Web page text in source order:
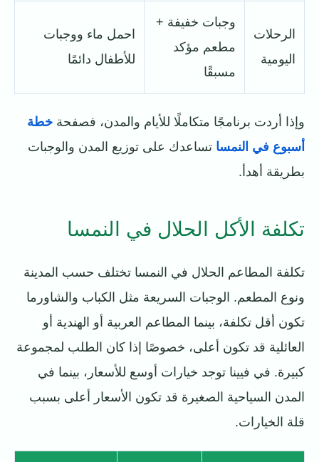
الرحلات
اليومية
وجبات خفيفة +
مطعم مؤكد
مسبقًا
احمل ماء ووجبات
للأطفال دائمًا
وإذا أردت برنامجًا متكاملًا للأيام والمدن، فصفحة خطة
أسبوع في النمسا تساعدك على توزيع المدن والوجبات
بطريقة أهدأ.
تكلفة الأكل الحلال في النمسا
تكلفة المطاعم الحلال في النمسا تختلف حسب المدينة
ونوع المطعم. الوجبات السريعة مثل الكباب والشاورما
تكون أقل تكلفة، بينما المطاعم العربية أو الهندية أو
العائلية قد تكون أعلى، خصوصًا إذا كان الطلب لمجموعة
كبيرة. في فيينا توجد خيارات أوسع للأسعار، بينما في
المدن السياحية الصغيرة قد تكون الأسعار أعلى بسبب
قلة الخيارات.